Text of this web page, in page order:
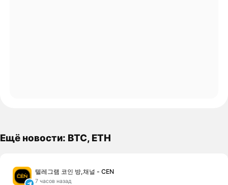
Ещё новости: BTC, ETH
텔레그램 코인 방,채널 - CEN
7 часов назад